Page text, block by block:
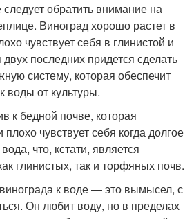
обратить внимание на
Виноград хорошо растет в
чувствует себя в глинистой и
последних придется сделать
систему, которая обеспечит
воды от культуры.
к бедной почве, которая
чувствует себя когда долгое
что, кстати, является
глинистых, так и торфяных почв.
к воде — это вымысел, с
Он любит воду, но в пределах